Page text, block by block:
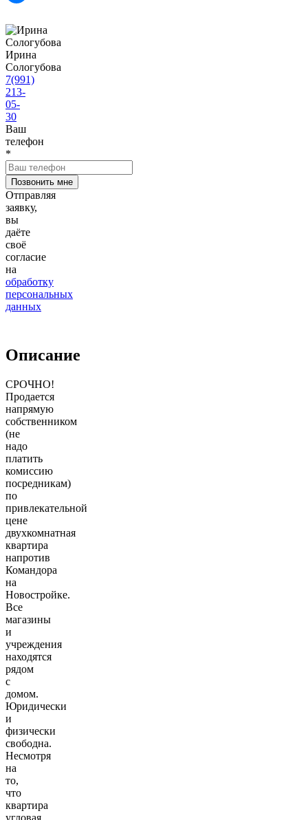
Ирина
Сологубова
7(991)
213-
05-
30
Ваш
телефон
*
Отправляя
заявку,
вы
даёте
своё
согласие
на
обработку
персональных
данных
Описание
СРОЧНО!
Продается
напрямую
собственником
(не
надо
платить
комиссию
посредникам)
по
привлекательной
цене
двухкомнатная
квартира
напротив
Командора
на
Новостройке.
Все
магазины
и
учреждения
находятся
рядом
с
домом.
Юридически
и
физически
свободна.
Несмотря
на
то,
что
квартира
угловая,